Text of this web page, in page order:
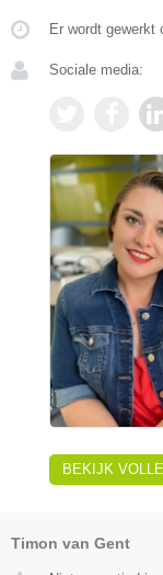
Er wordt gewerkt
Sociale media:
BEKIJK
Timon van Gent